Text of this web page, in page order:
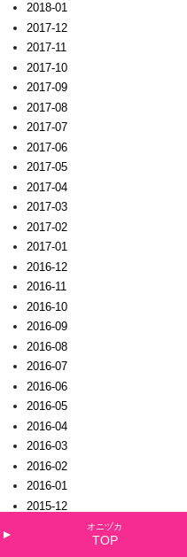
2018-01
2017-12
2017-11
2017-10
2017-09
2017-08
2017-07
2017-06
2017-05
2017-04
2017-03
2017-02
2017-01
2016-12
2016-11
2016-10
2016-09
2016-08
2016-07
2016-06
2016-05
2016-04
2016-03
2016-02
2016-01
2015-12
オニヅカ
TOP